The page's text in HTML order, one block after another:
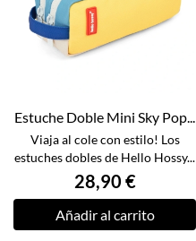
Estuche Doble Mini Sky Pop...
Viaja al cole con estilo! Los
estuches dobles de Hello Hossy...
28,90 €
Añadir al carrito